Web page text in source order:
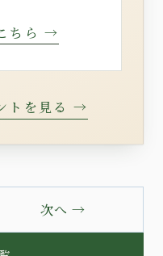
ちら →
トを見る →
次へ →